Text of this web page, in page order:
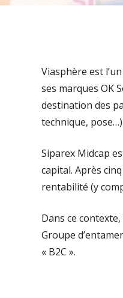
Viasphère est
ses marques OK
destination des
technique, pose…).
Siparex Midcap
capital. Après
rentabilité (y
Dans ce
Groupe
« B2C ».